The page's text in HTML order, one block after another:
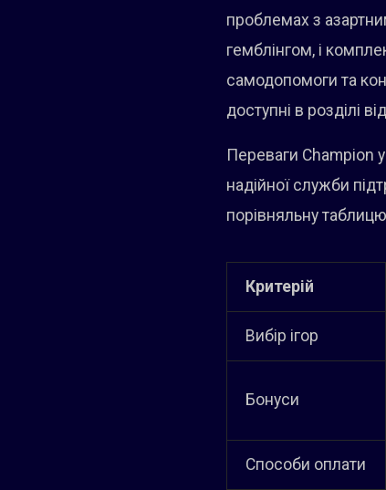
проблемах з
гемблінгом, і
самодопомоги та
доступні в розділі
Переваги Champion
надійної служби
порівняльну
Критерій
Вибір ігор
Бонуси
Способи оплати